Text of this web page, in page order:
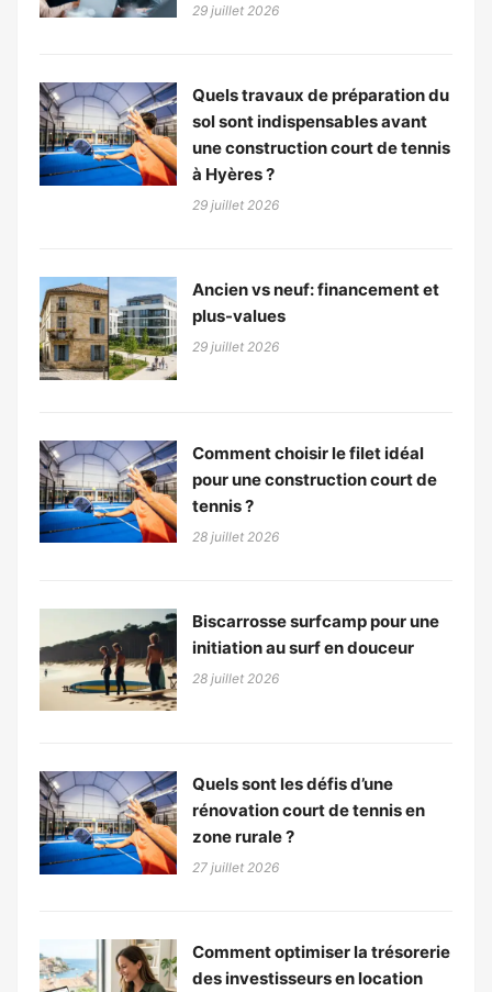
29 juillet 2026
Quels travaux de préparation du
sol sont indispensables avant
une construction court de tennis
à Hyères ?
29 juillet 2026
Ancien vs neuf: financement et
plus-values
29 juillet 2026
Comment choisir le filet idéal
pour une construction court de
tennis ?
28 juillet 2026
Biscarrosse surfcamp pour une
initiation au surf en douceur
28 juillet 2026
Quels sont les défis d’une
rénovation court de tennis en
zone rurale ?
27 juillet 2026
Comment optimiser la trésorerie
des investisseurs en location